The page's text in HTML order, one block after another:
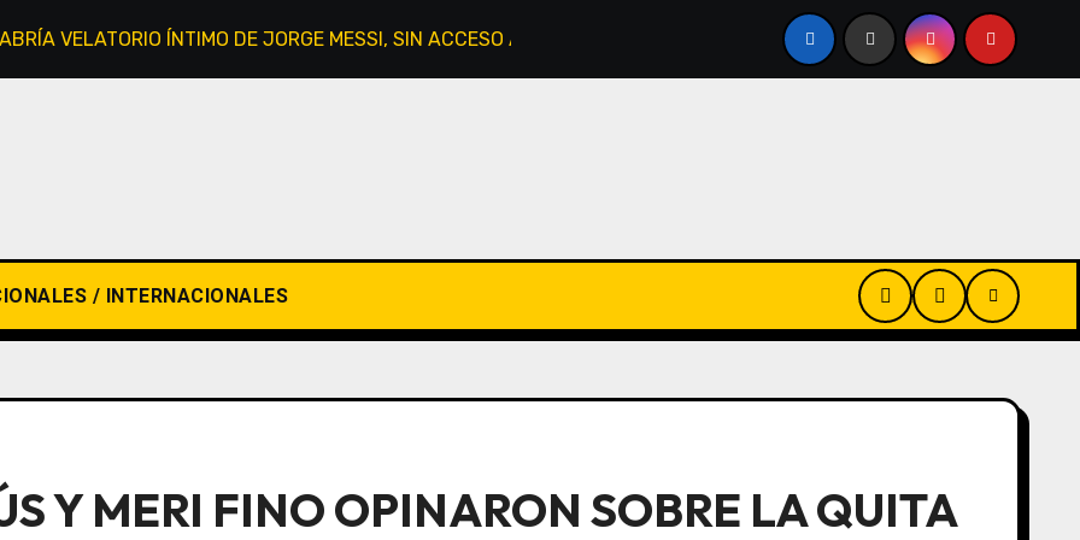
VELATORIO ÍNTIMO DE JORGE MESSI, SIN ACCESO AL PÚBLICO CERRARON 3 MIL PANADERÍAS, CAYÓ UN
/ INTERNACIONALES
Y MERI FINO OPINARON SOBRE LA QUITA